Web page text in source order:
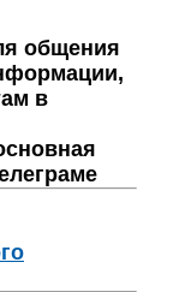
общения
в